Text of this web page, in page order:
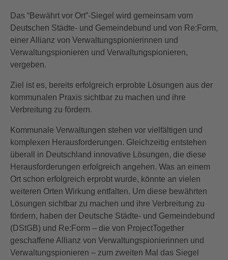
Das “Bewährt vor Ort”-Siegel wird gemeinsam vom
Deutschen Städte- und Gemeindebund und von Re:Form,
einer Allianz von Verwaltungspionierinnen und
Verwaltungspionieren und Verwaltungspionieren,
vergeben.
Ziel ist es, bereits erfolgreich erprobte Lösungen aus der
kommunalen Praxis sichtbar zu machen und ihre
Verbreitung zu fördern.
Kommunale Verwaltungen stehen vor vielfältigen und
komplexen Herausforderungen. Gleichzeitig entstehen
überall in Deutschland innovative Lösungen, die diese
Herausforderungen erfolgreich angehen. Was an einem
Ort schon erfolgreich erprobt wurde, könnte an vielen
weiteren Orten Wirkung entfalten. Um diese bewährten
Lösungen sichtbar zu machen und ihre Verbreitung zu
fördern, haben der Deutsche Städte- und Gemeindebund
(DStGB) und Re:Form – die von ProjectTogether
geschaffene Allianz von Verwaltungspionierinnen und
Verwaltungspionieren – zum zweiten Mal das Siegel